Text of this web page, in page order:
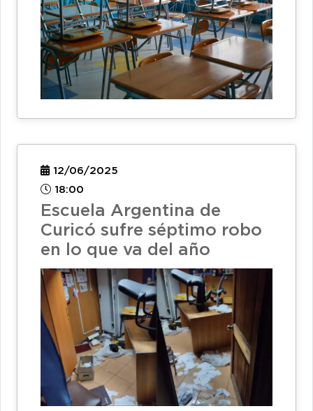
12/06/2025
18:00
Escuela Argentina de
Curicó sufre séptimo robo
en lo que va del año